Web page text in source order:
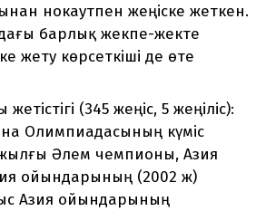
нокаутпен жеңіске жеткен.
барлық жекпе-жекте
жету көрсеткіші де өте
(345 жеңіс, 5 жеңіліс):
Олимпиадасының күміс
жылғы Әлем чемпионы, Азия
ойындарының (2002 ж)
Азия ойындарының